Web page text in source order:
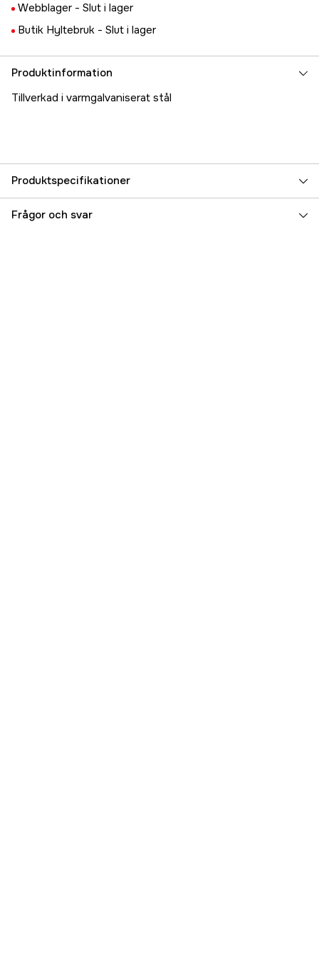
Webblager - Slut i lager
Butik Hyltebruk - Slut i lager
Produktinformation
Tillverkad i varmgalvaniserat stål
Produktspecifikationer
Referensnummer 5000023227
Frågor och svar